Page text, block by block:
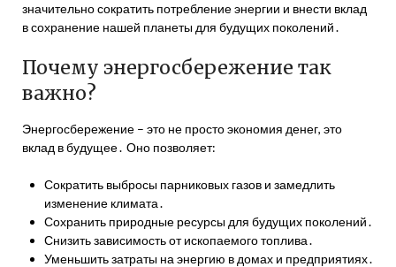
значительно сократить потребление энергии и внести вклад
в сохранение нашей планеты для будущих поколений․
Почему энергосбережение так
важно?
Энергосбережение – это не просто экономия денег, это
вклад в будущее․ Оно позволяет:
Сократить выбросы парниковых газов и замедлить
изменение климата․
Сохранить природные ресурсы для будущих поколений․
Снизить зависимость от ископаемого топлива․
Уменьшить затраты на энергию в домах и предприятиях․